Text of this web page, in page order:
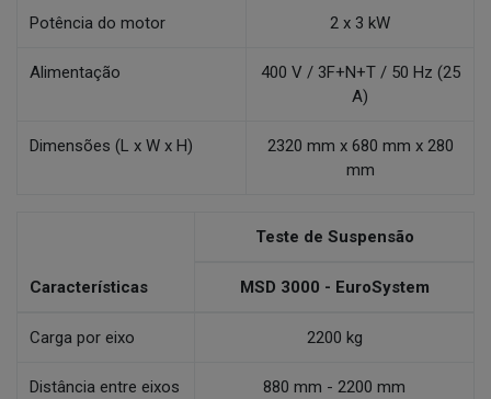
Potência do motor 2 x 3 kW
Alimentação
400 V / 3F+N+T / 50 Hz (25
A)
Dimensões (L x W x H)
2320 mm x 680 mm x 280
mm
Características
Teste de Suspensão
MSD 3000 - EuroSystem
Carga por eixo 2200 kg
Distância entre eixos 880 mm - 2200 mm